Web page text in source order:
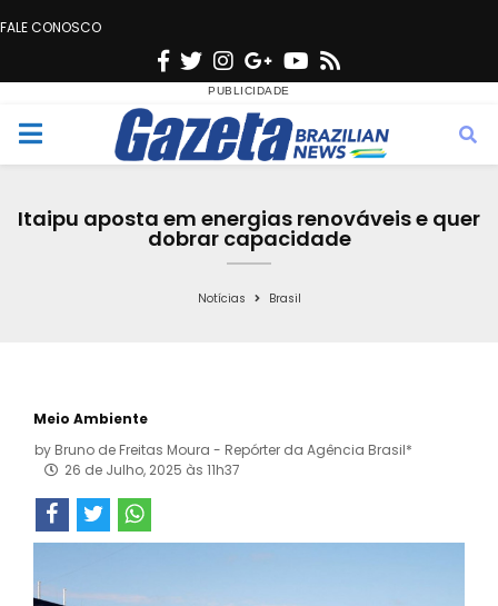
FALE CONOSCO
F
c
e
o
T
w
i
t
e
n
s
t
g
r
a
G
o
o
g
e
Y
u
t
b
s
M
Itaipu aposta em energias renováveis e quer
dobrar capacidade
Notícias Brasil
Meio Ambiente
by Bruno de Freitas Moura - Repórter da Agência Brasil*
26 de Julho, 2025 às 11h37